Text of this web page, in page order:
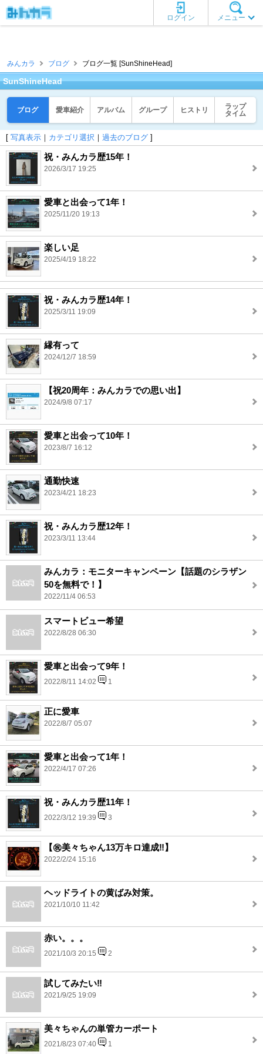
メニュー
ログイン
みんカラ ブログ ブログ一覧 [SunShineHead]
SunShineHead
ブログ 愛車紹介 アルバム グループ ヒストリ
ラップ
タイム
[ 写真表示 ｜ カテゴリ選択 ｜ 過去のブログ ]
祝・みんカラ歴15年！
2026/3/17 19:25
愛車と出会って1年！
2025/11/20 19:13
楽しい足
2025/4/19 18:22
祝・みんカラ歴14年！
2025/3/11 19:09
縁有って
2024/12/7 18:59
【祝20周年：みんカラでの思い出】
2024/9/8 07:17
愛車と出会って10年！
2023/8/7 16:12
通勤快速
2023/4/21 18:23
祝・みんカラ歴12年！
2023/3/11 13:44
みんカラ：モニターキャンペーン【話題のシラザン
50を無料で！】
2022/11/4 06:53
スマートビュー希望
2022/8/28 06:30
愛車と出会って9年！
2022/8/11 14:02 1
正に愛車
2022/8/7 05:07
愛車と出会って1年！
2022/4/17 07:26
祝・みんカラ歴11年！
2022/3/12 19:39 3
【㊗️美々ちゃん13万キロ達成‼️】
2022/2/24 15:16
ヘッドライトの黄ばみ対策。
2021/10/10 11:42
赤い。。。
2021/10/3 20:15 2
試してみたい‼️
2021/9/25 19:09
美々ちゃんの単管カーポート
2021/8/23 07:40 1